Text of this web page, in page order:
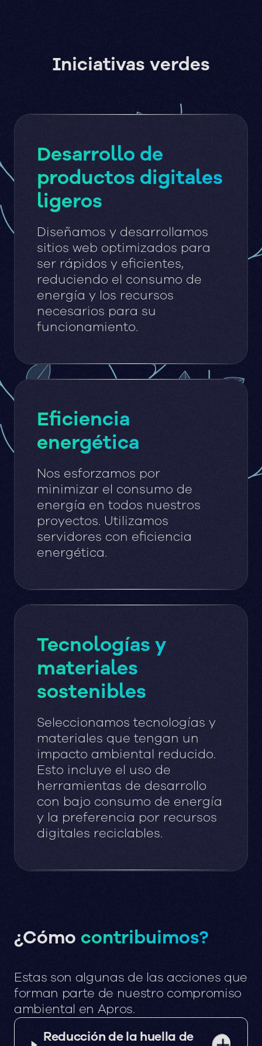
Iniciativas verdes
Desarrollo de
productos digitales
ligeros
Diseñamos y desarrollamos
sitios web optimizados para
ser rápidos y eficientes,
reduciendo el consumo de
energía y los recursos
necesarios para su
funcionamiento.
Eficiencia
energética
Nos esforzamos por
minimizar el consumo de
energía en todos nuestros
proyectos. Utilizamos
servidores con eficiencia
energética.
Tecnologías y
materiales
sostenibles
Seleccionamos tecnologías y
materiales que tengan un
impacto ambiental reducido.
Esto incluye el uso de
herramientas de desarrollo
con bajo consumo de energía
y la preferencia por recursos
digitales reciclables.
¿Cómo contribuimos?
Estas son algunas de las acciones que
forman parte de nuestro compromiso
ambiental en Apros.
Reducción de la huella de